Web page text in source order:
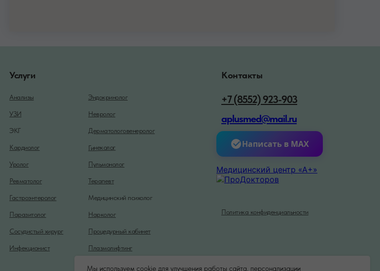
Мы используем cookie для улучшения работы сайта, персонализации
Политика конфиденциальности
Контакты
Услуги
Уролог
Кардиолог
ЭКГ
УЗИ
Анализы
Инфекционист
Сосудистый хирург
Паразитолог
Медицинский психолог
aplusmed@mail.ru
+7 (8552) 923-903
Ревматолог
Пульмонолог
Гинеколог
Дерматологовенеролог
Невролог
Эндокринолог
Плазмолифтинг
Процедурный кабинет
Нарколог
Гастроэнтеролог
Терапевт
Медицинский центр «А+»
Написать в MAX